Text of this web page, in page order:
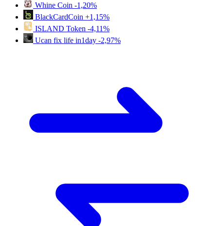
Whine Coin -1,20%
BlackCardCoin +1,15%
ISLAND Token -4,11%
Ucan fix life in1day -2,97%